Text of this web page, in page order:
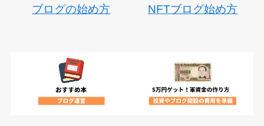
ブログの始め方 NFTブログ始め方